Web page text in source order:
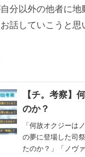
分以外の他者に
話していこうと思
【チ。考察】
のか？
「何故オクジーは
の夢に登場した司
たのか？」「ノヴ